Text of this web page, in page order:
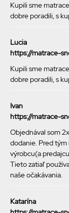
Kupili sme
dobre poradili, s
Lucia
https://matrace-
Kupili sme
dobre poradili, s
Ivan
https://matrace-
Objednával som
dodanie. Pred
výrobcu(a
Tieto zatiaľ
naše očakávania.
Katarína